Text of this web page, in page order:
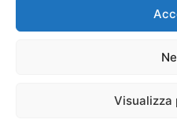
Visualizza
P.IVA:
Mercurio Comunicazione
iscritta al Registro degli
Sito gestito daLa